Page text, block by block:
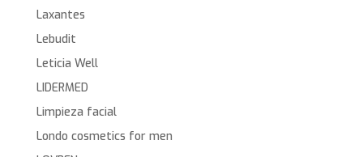
Laxantes
Lebudit
Leticia Well
LIDERMED
Limpieza facial
Londo cosmetics for men